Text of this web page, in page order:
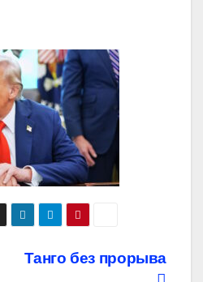
Танго без прорыва